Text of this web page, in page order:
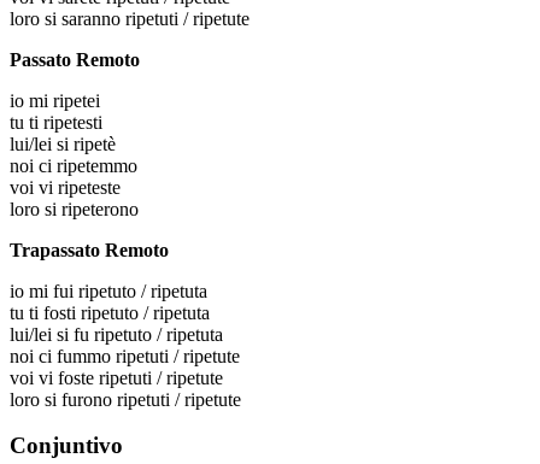
loro si saranno ripetuti / ripetute
Passato Remoto
io mi ripetei
tu ti ripetesti
lui/lei si ripetè
noi ci ripetemmo
voi vi ripeteste
loro si ripeterono
Trapassato Remoto
io mi fui ripetuto / ripetuta
tu ti fosti ripetuto / ripetuta
lui/lei si fu ripetuto / ripetuta
noi ci fummo ripetuti / ripetute
voi vi foste ripetuti / ripetute
loro si furono ripetuti / ripetute
Conjuntivo